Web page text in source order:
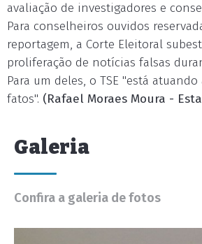
avaliação de investigadores e
Para conselheiros ouvidos
reportagem, a Corte Eleitoral
proliferação de notícias falsas
Para um deles, o TSE "está
fatos". (Rafael Moraes Moura -
Galeria
Confira a galeria de fotos